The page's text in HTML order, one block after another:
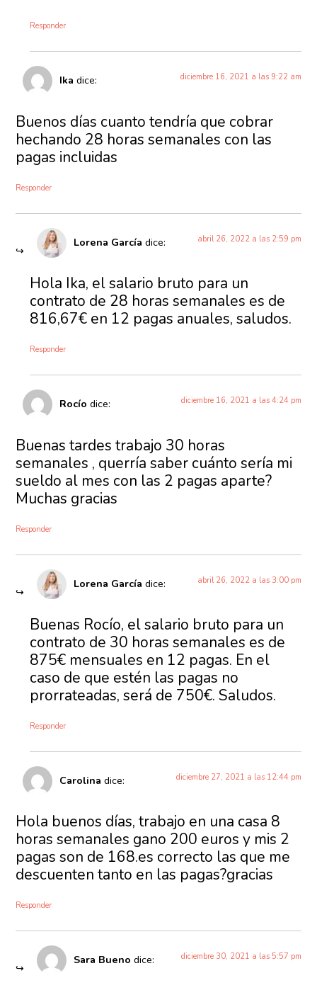
Responder
Ika dice: diciembre 16, 2021 a las 9:22 am
Buenos días cuanto tendría que cobrar
hechando 28 horas semanales con las
pagas incluidas
Responder
Lorena García dice: abril 26, 2022 a las 2:59 pm
Hola Ika, el salario bruto para un
contrato de 28 horas semanales es de
816,67€ en 12 pagas anuales, saludos.
Responder
Rocío dice: diciembre 16, 2021 a las 4:24 pm
Buenas tardes trabajo 30 horas
semanales , querría saber cuánto sería mi
sueldo al mes con las 2 pagas aparte?
Muchas gracias
Responder
Lorena García dice: abril 26, 2022 a las 3:00 pm
Buenas Rocío, el salario bruto para un
contrato de 30 horas semanales es de
875€ mensuales en 12 pagas. En el
caso de que estén las pagas no
prorrateadas, será de 750€. Saludos.
Responder
Carolina dice: diciembre 27, 2021 a las 12:44 pm
Hola buenos días, trabajo en una casa 8
horas semanales gano 200 euros y mis 2
pagas son de 168.es correcto las que me
descuenten tanto en las pagas?gracias
Responder
Sara Bueno dice: diciembre 30, 2021 a las 5:57 pm